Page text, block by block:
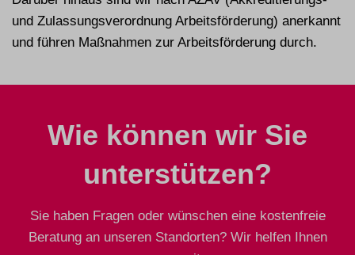
und Zulassungsverordnung Arbeitsförderung) anerkannt
und führen Maßnahmen zur Arbeitsförderung durch.
Wie können wir Sie
unterstützen?
Sie haben Fragen oder wünschen eine kostenfreie
Beratung an unseren Standorten? Wir helfen Ihnen